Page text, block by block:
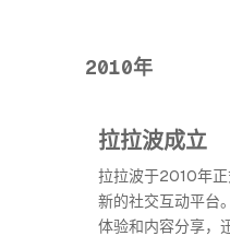
2010年
拉拉波成立
拉拉波于2010年
新的社交互动平台
体验和内容分享，